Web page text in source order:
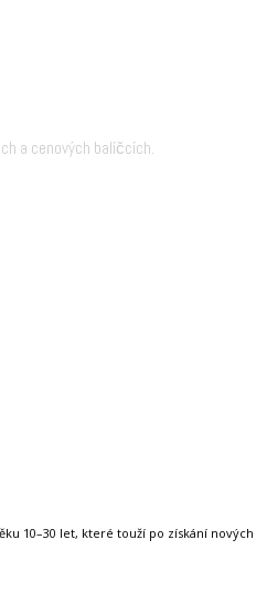
a cenových balíčcích.
10–30 let, které touží po získání nových